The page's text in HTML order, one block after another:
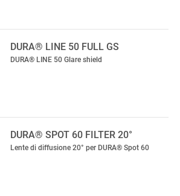
DURA® LINE 50 FULL GS
DURA® LINE 50 Glare shield
DURA® SPOT 60 FILTER 20°
Lente di diffusione 20° per DURA® Spot 60